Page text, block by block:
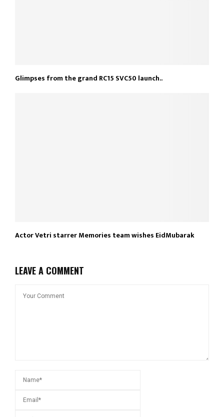
Glimpses from the grand RC15 SVC50 launch..
Actor Vetri starrer Memories team wishes EidMubarak
LEAVE A COMMENT